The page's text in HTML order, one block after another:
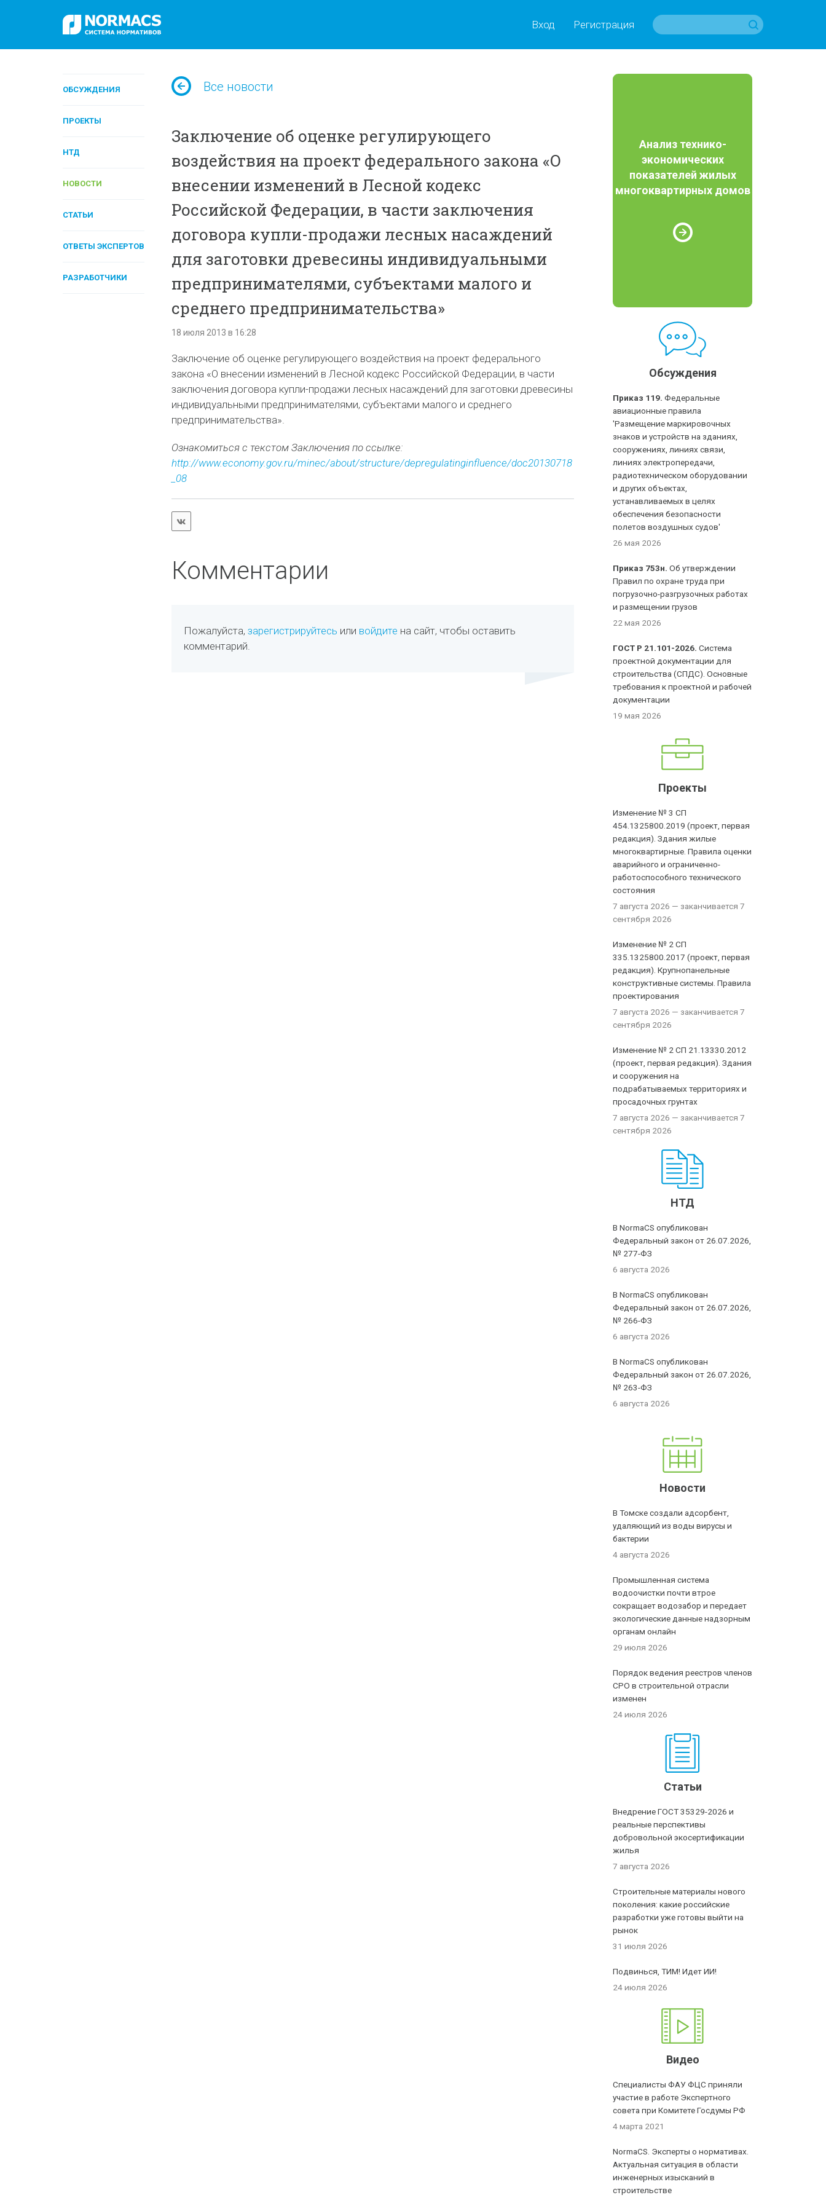
Вход Регистрация
ОБСУЖДЕНИЯ
ПРОЕКТЫ
НТД
НОВОСТИ
СТАТЬИ
ОТВЕТЫ ЭКСПЕРТОВ
РАЗРАБОТЧИКИ
Все новости
Заключение об оценке регулирующего
воздействия на проект федерального закона «О
внесении изменений в Лесной кодекс
Российской Федерации, в части заключения
договора купли-продажи лесных насаждений
для заготовки древесины индивидуальными
предпринимателями, субъектами малого и
среднего предпринимательства»
18 июля 2013 в 16:28
Заключение об оценке регулирующего воздействия на проект федерального
закона «О внесении изменений в Лесной кодекс Российской Федерации, в части
заключения договора купли-продажи лесных насаждений для заготовки древесины
индивидуальными предпринимателями, субъектами малого и среднего
предпринимательства».
Ознакомиться с текстом Заключения по ссылке:
http://www.economy.gov.ru/minec/about/structure/depregulatinginfluence/doc20130718
_08
Комментарии
Пожалуйста, зарегистрируйтесь или войдите на сайт, чтобы оставить
комментарий.
Анализ технико-
экономических
показателей жилых
многоквартирных домов
Обсуждения
Приказ 119. Федеральные
авиационные правила
'Размещение маркировочных
знаков и устройств на зданиях,
сооружениях, линиях связи,
линиях электропередачи,
радиотехническом оборудовании
и других объектах,
устанавливаемых в целях
обеспечения безопасности
полетов воздушных судов'
26 мая 2026
Приказ 753н. Об утверждении
Правил по охране труда при
погрузочно-разгрузочных работах
и размещении грузов
22 мая 2026
ГОСТ Р 21.101-2026. Система
проектной документации для
строительства (СПДС). Основные
требования к проектной и рабочей
документации
19 мая 2026
Проекты
Изменение № 3 СП
454.1325800.2019 (проект, первая
редакция). Здания жилые
многоквартирные. Правила оценки
аварийного и ограниченно-
работоспособного технического
состояния
7 августа 2026 — заканчивается 7
сентября 2026
Изменение № 2 СП
335.1325800.2017 (проект, первая
редакция). Крупнопанельные
конструктивные системы. Правила
проектирования
7 августа 2026 — заканчивается 7
сентября 2026
Изменение № 2 СП 21.13330.2012
(проект, первая редакция). Здания
и сооружения на
подрабатываемых территориях и
просадочных грунтах
7 августа 2026 — заканчивается 7
сентября 2026
НТД
В NormaCS опубликован
Федеральный закон от 26.07.2026,
№ 277-ФЗ
6 августа 2026
В NormaCS опубликован
Федеральный закон от 26.07.2026,
№ 266-ФЗ
6 августа 2026
В NormaCS опубликован
Федеральный закон от 26.07.2026,
№ 263-ФЗ
6 августа 2026
Новости
В Томске создали адсорбент,
удаляющий из воды вирусы и
бактерии
4 августа 2026
Промышленная система
водоочистки почти втрое
сокращает водозабор и передает
экологические данные надзорным
органам онлайн
29 июля 2026
Порядок ведения реестров членов
СРО в строительной отрасли
изменен
24 июля 2026
Статьи
Внедрение ГОСТ 35329-2026 и
реальные перспективы
добровольной экосертификации
жилья
7 августа 2026
Строительные материалы нового
поколения: какие российские
разработки уже готовы выйти на
рынок
31 июля 2026
Подвинься, ТИМ! Идет ИИ!
24 июля 2026
Видео
Специалисты ФАУ ФЦС приняли
участие в работе Экспертного
совета при Комитете Госдумы РФ
4 марта 2021
NormaCS. Эксперты о нормативах.
Актуальная ситуация в области
инженерных изысканий в
строительстве